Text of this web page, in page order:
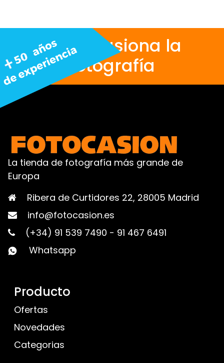
Nos apasiona la
fotografía
La tienda de fotografía más grande de
Europa
Ribera de Curtidores 22, 28005 Madrid
info@fotocasion.es
(+34) 91 539 7490 - 91 467 6491
Whatsapp
Producto
Ofertas
Novedades
Categorias